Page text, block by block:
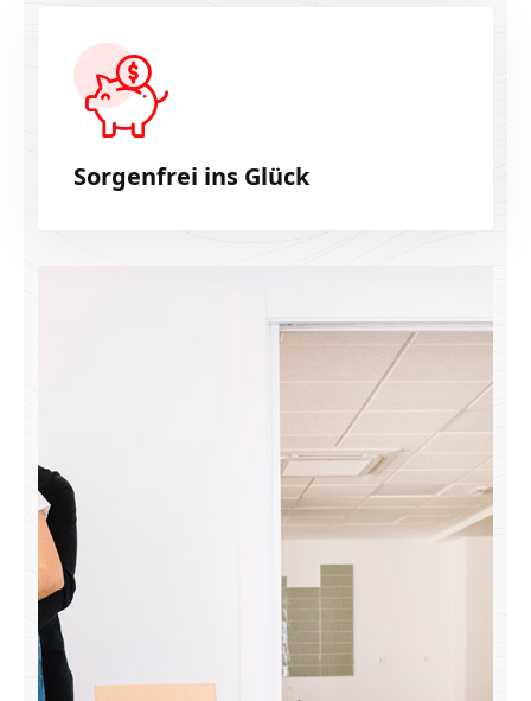
Sorgenfrei ins Glück